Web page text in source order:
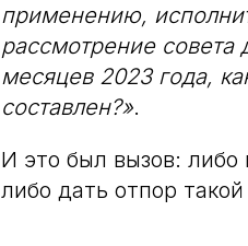
применению,
рассмотрение совета
месяцев 2023 года,
составлен?».
И это был вызов:
либо дать отпор